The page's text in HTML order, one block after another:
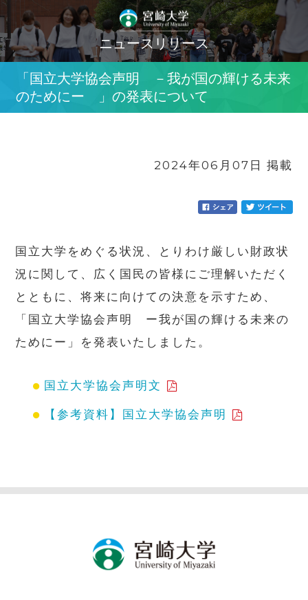
ニュースリリース
「国立大学協会声明 －我が国の輝ける未来
のためにー 」の発表について
2024年06月07日 掲載
国立大学をめぐる状況、とりわけ厳しい財政状
況に関して、広く国民の皆様にご理解いただく
とともに、将来に向けての決意を示すため、
「国立大学協会声明 ー我が国の輝ける未来の
ためにー」を発表いたしました。
国立大学協会声明文
【参考資料】国立大学協会声明